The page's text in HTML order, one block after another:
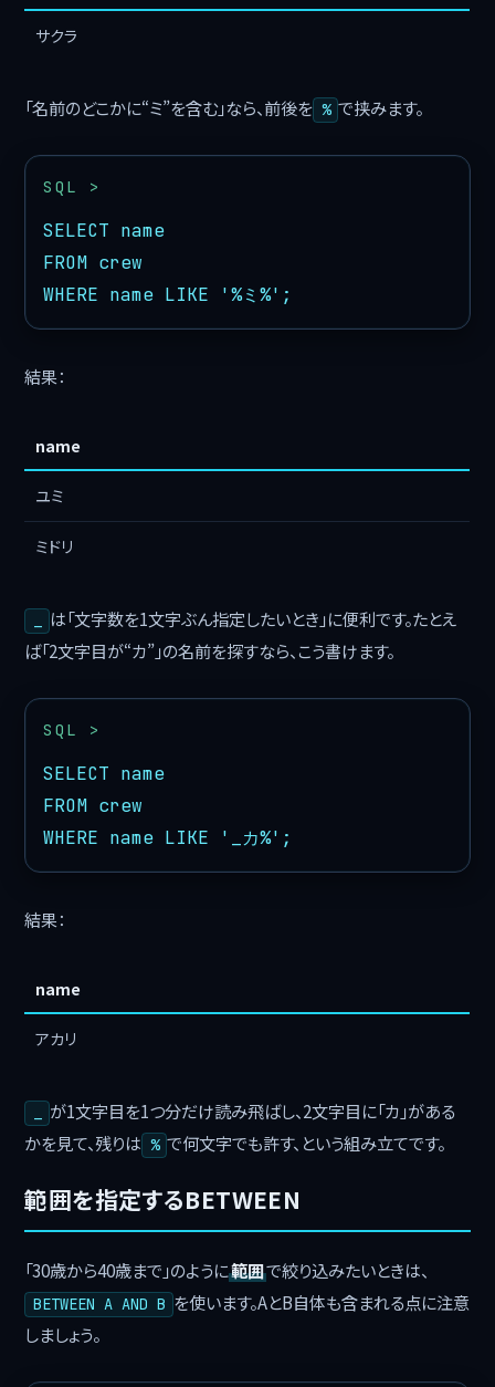
サクラ
「名前のどこかに“ミ”を含む」なら、前後を % で挟みます。
SELECT name
FROM crew
WHERE name LIKE '%ミ%';
結果：
name
ユミ
ミドリ
は「文字数を1文字ぶん指定したいとき」に便利です。たとえ
ば「2文字目が“カ”」の名前を探すなら、こう書けます。
SELECT name
FROM crew
WHERE name LIKE '_カ%';
結果：
name
アカリ
が1文字目を1つ分だけ読み飛ばし、2文字目に「カ」がある
かを見て、残りは % で何文字でも許す、という組み立てです。
範囲を指定するBETWEEN
「30歳から40歳まで」のように範囲で絞り込みたいときは、
BETWEEN A AND B を使います。AとB自体も含まれる点に注意
しましょう。